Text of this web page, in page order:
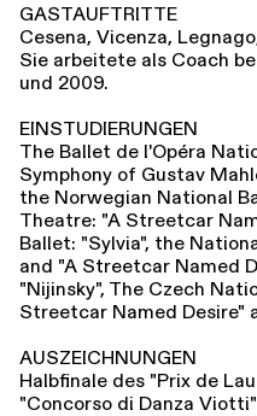
GASTAUFTRITTE
Cesena, Vicenza,
Sie arbeitete als Coach
und 2009.
EINSTUDIERUNGEN
The Ballet de l'Opéra
Symphony of Gustav
the Norwegian National
Theatre: "A Streetcar
Ballet: "Sylvia", the
and "A Streetcar Named
"Nijinsky", The Czech
Streetcar Named Desire"
AUSZEICHNUNGEN
Halbfinale des "Prix de
"Concorso di Danza Viotti"